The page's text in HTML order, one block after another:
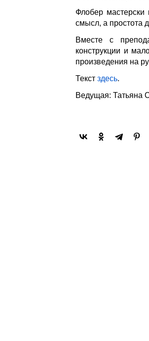
Флобер
смысл, а простота
Вместе с
конструкции и
произведения на
Текст здесь.
Ведущая: Татьяна